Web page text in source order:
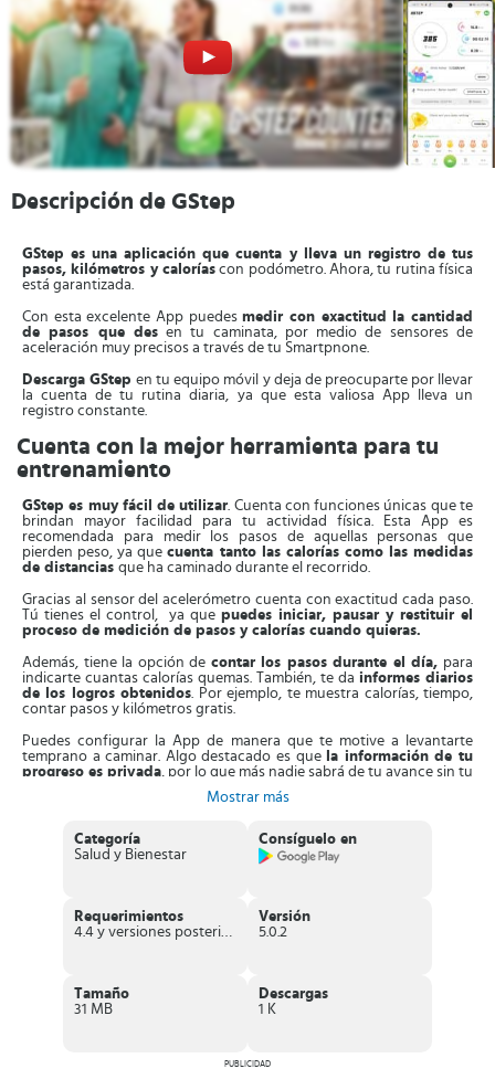
Descripción de GStep
GStep es una aplicación que cuenta y lleva un registro de tus
pasos, kilómetros y calorías con podómetro. Ahora, tu rutina física
está garantizada.
Con esta excelente App puedesmedir con exactitud la cantidad
de pasos que desen tu caminata, por medio de sensores de
aceleración muy precisos a través de tu Smartpnone.
Descarga GStepen tu equipo móvil y deja de preocuparte por llevar
la cuenta de tu rutina diaria, ya que esta valiosa App lleva un
registro constante.
Cuenta con la mejor herramienta para tu
entrenamiento
GStep es muy fácil de utilizar. Cuenta con funciones únicas que te
brindan mayor facilidad para tu actividad física. Esta App es
recomendada para medir los pasos de aquellas personas que
pierden peso, ya quecuenta tanto las calorías como las medidas
de distancias que ha caminado durante el recorrido.
Gracias al sensor del acelerómetro cuenta con exactitud cada paso.
Tú tienes el control, ya que puedes iniciar, pausar y restituir el
proceso de medición de pasos y calorías cuando quieras.
Además, tiene la opción de contar los pasos durante el día, para
indicarte cuantas calorías quemas. También, te da informes diarios
de los logros obtenidos. Por ejemplo, te muestra calorías, tiempo,
contar pasos y kilómetros gratis.
Puedes configurar la App de manera que te motive a levantarte
temprano a caminar. Algo destacado es que la información de tu
progreso es privada, por lo que más nadie sabrá de tu avance sin tu
análisis detallado después de realizarla. Es excelente para
utilizarlo como rastreador de ciclismo, ya que mide la distancia que
entrenaste, así como también la velocidad, tiempo y calorías
También,a través de Facebook puedes sincronizarte con tus
amigos,de modo que los motives y compartir progresos a través de
mensajes. Además, te envía notificaciones de las personas que te
Otra función interesante es que puedesparticipar en desafíos
que anima a familiares y amigos a que la descarguen y compite por
Asimismo, para hacer más interesante tu rutina puedes
Mostrar más
Categoría
Salud y Bienestar
Consíguelo en
Requerimientos
4.4 y versiones posteriores
Versión
5.0.2
Tamaño
31 MB
Descargas
1 K
PUBLICIDAD